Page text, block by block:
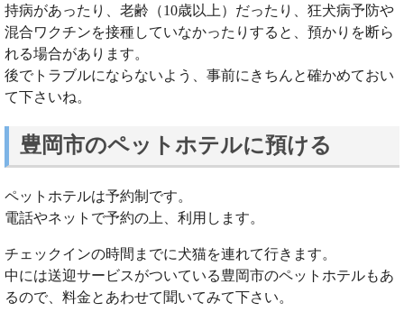
持病があったり、老齢（10歳以上）だったり、狂犬病予防や
混合ワクチンを接種していなかったりすると、預かりを断ら
れる場合があります。
後でトラブルにならないよう、事前にきちんと確かめておい
て下さいね。
豊岡市のペットホテルに預ける
ペットホテルは予約制です。
電話やネットで予約の上、利用します。
チェックインの時間までに犬猫を連れて行きます。
中には送迎サービスがついている豊岡市のペットホテルもあ
るので、料金とあわせて聞いてみて下さい。